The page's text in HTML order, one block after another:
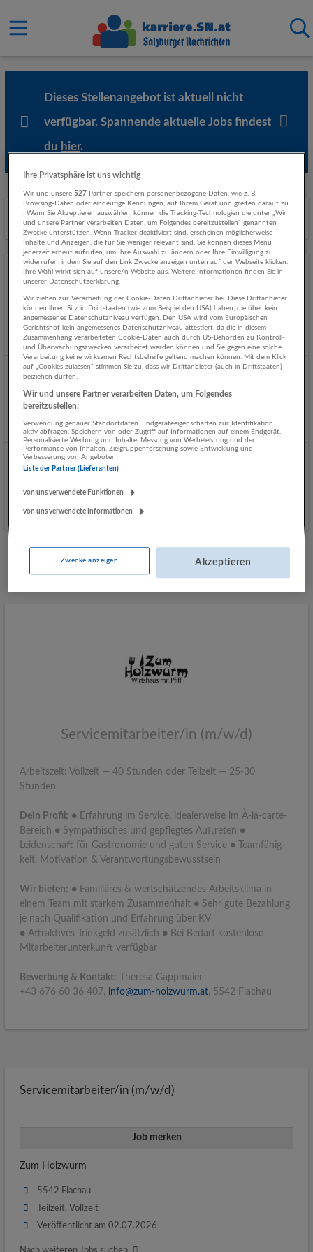
Dieses Stellenangebot ist aktuell nicht
verfügbar. Spannende aktuelle Jobs findest
du hier.
Ähnliche Stellenanzeigen
Geschäftsführer:in SalzburgerLand Tourismus
Managementberatung GmbH.
Salzburg
Heute veröffentlicht
Buffetkraft Vollzeit
06.08.2026,Schwaighofer Spezialitäten
Salzburg
Gestern veröffentlicht
RESTAURANTLEITER (m/w/d)
Salzburg, Seekirchen am Wallersee
Service­mitarbeiter/in (m/w/d)
Arbeitszeit: Vollzeit — 40 Stunden oder Teilzeit — 25-30
Stunden
Dein Profil: ● Erfahrung im Service, idealerweise im À-la-carte-
Bereich ● Sympathisches und gepflegtes Auftreten ●
Leidenschaft für Gastronomie und guten Service ● Teamfähig­
keit, Motivation & Verantwortungsbewusstsein
Wir bieten: ● Familiäres & wertschätzendes Arbeitsklima in
einem Team mit starkem Zusammenhalt ● Sehr gute Bezahlung
je nach Qualifikation und Erfahrung über KV
● Attraktives Trinkgeld zusätzlich ● Bei Bedarf kostenlose
Mitarbeiterunterkunft verfügbar
Bewerbung & Kontakt: Theresa Gappmaier
+43 676 60 36 407, info@zum-holzwurm.at, 5542 Flachau
Service­mitarbeiter/in (m/w/d)
Job merken
Zum Holzwurm
5542 Flachau
Teilzeit, Vollzeit
Veröffentlicht am 02.07.2026
Nach weiteren Jobs suchen
Ihre Privatsphäre ist uns wichtig
Wir und unsere 527 Partner speichern personenbezogene Daten, wie z. B.
Browsing-Daten oder eindeutige Kennungen, auf Ihrem Gerät und greifen darauf zu
. Wenn Sie Akzeptieren auswählen, können die Tracking-Technologien die unter „Wir
und unsere Partner verarbeiten Daten, um Folgendes bereitzustellen“ genannten
Zwecke unterstützen. Wenn Tracker deaktiviert sind, erscheinen möglicherweise
Inhalte und Anzeigen, die für Sie weniger relevant sind. Sie können dieses Menü
jederzeit erneut aufrufen, um Ihre Auswahl zu ändern oder Ihre Einwilligung zu
widerrufen, indem Sie auf den Link Zwecke anzeigen unten auf der Webseite klicken.
Ihre Wahl wirkt sich auf unsere/n Website aus. Weitere Informationen finden Sie in
unserer Datenschutzerklärung.
Wir ziehen zur Verarbeitung der Cookie-Daten Drittanbieter bei. Diese Drittanbieter
können ihren Sitz in Drittstaaten (wie zum Beispiel den USA) haben, die über kein
angemessenes Datenschutzniveau verfügen. Den USA wird vom Europäischen
Gerichtshof kein angemessenes Datenschutzniveau attestiert, da die in diesem
Zusammenhang verarbeiteten Cookie-Daten auch durch US-Behörden zu Kontroll-
und Überwachungszwecken verarbeitet werden können und Sie gegen eine solche
Verarbeitung keine wirksamen Rechtsbehelfe geltend machen können. Mit dem Klick
auf „Cookies zulassen“ stimmen Sie zu, dass wir Drittanbieter (auch in Drittstaaten)
beiziehen dürfen.
Wir und unsere Partner verarbeiten Daten, um Folgendes
bereitzustellen:
Verwendung genauer Standortdaten. Endgeräteeigenschaften zur Identifikation
aktiv abfragen. Speichern von oder Zugriff auf Informationen auf einem Endgerät.
Personalisierte Werbung und Inhalte, Messung von Werbeleistung und der
Performance von Inhalten, Zielgruppenforschung sowie Entwicklung und
Verbesserung von Angeboten.
Liste der Partner (Lieferanten)
von uns verwendete Funktionen
von uns verwendete Informationen
Zwecke anzeigen Akzeptieren